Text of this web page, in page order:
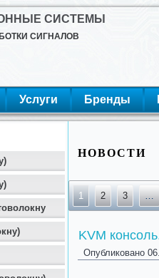
СИСТЕМЫ
СИГНАЛОВ
Услуги Бренды
НОВОСТИ
1 2 3 …
KVM
Опубликовано